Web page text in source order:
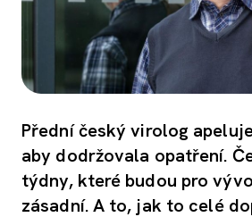
Přední český virolog
aby dodržovala opatření.
týdny, které budou pro
zásadní. A to, jak to celé